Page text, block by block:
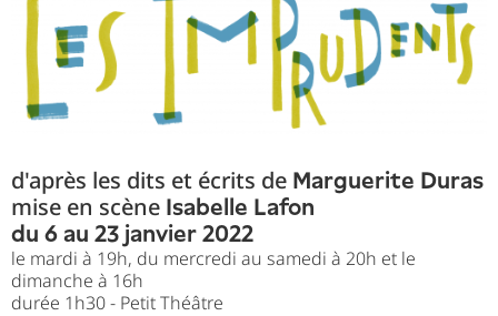
d'après les dits et écrits de Marguerite Duras
mise en scène Isabelle Lafon
du 6 au 23 janvier 2022
le mardi à 19h, du mercredi au samedi à 20h et le
dimanche à 16h
durée 1h30 - Petit Théâtre